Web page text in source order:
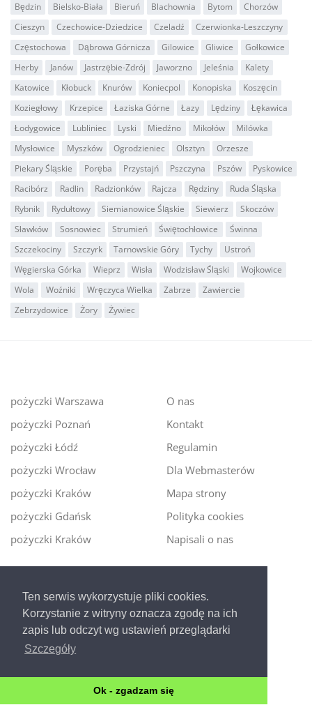
Ten serwis wykorzystuje pliki cookies.
Korzystanie z witryny oznacza zgodę na ich
zapis lub odczyt wg ustawień przeglądarki
Szczegóły
Ok - zgadzam się
Będzin Bielsko-Biała Bieruń Blachownia Bytom
Chorzów
Cieszyn
Czechowice-Dziedzice Czeladź
Czerwionka-Leszczyny
Częstochowa
Dąbrowa Górnicza Gilowice Gliwice
Gołkowice
Herby
Janów Jastrzębie-Zdrój Jaworzno Jeleśnia
Kalety
Katowice
Kłobuck Knurów Koniecpol Konopiska
Koszęcin
Koziegłowy
Krzepice Łaziska Górne Łazy Lędziny
Łękawica
Łodygowice
Lubliniec Lyski Miedźno Mikołów
Milówka
Mysłowice
Myszków Ogrodzieniec Olsztyn
Orzesze
Piekary Śląskie
Poręba Przystajń Pszczyna Pszów
Pyskowice
Racibórz
Radlin Radzionków Rajcza Rędziny
Ruda Śląska
Rybnik
Rydułtowy Siemianowice Śląskie Siewierz
Skoczów
Sławków
Sosnowiec Strumień Świętochłowice
Świnna
Szczekociny
Szczyrk Tarnowskie Góry Tychy
Ustroń
Węgierska Górka
Wieprz Wisła Wodzisław Śląski
Wojkowice
Wola
Woźniki Wręczyca Wielka Zabrze
Zawiercie
Zebrzydowice
Żory Żywiec
pożyczki Warszawa
pożyczki Poznań
pożyczki Łódź
pożyczki Wrocław
pożyczki Kraków
pożyczki Gdańsk
pożyczki Kraków
O nas
Kontakt
Regulamin
Dla Webmasterów
Mapa strony
Polityka cookies
Napisali o nas
Ekspert kredytowy online - nowa era szybkiego i
bezpiecznego pożyczania!